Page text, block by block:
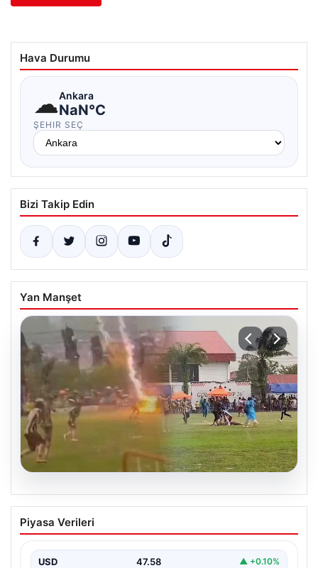
Hava Durumu
☁Ankara
NaN°C
ŞEHIR SEÇ
Bizi Takip Edin
Yan Manşet
Olmaz denen oldu! Maç sırasında
yıldırım çarptı: O futbolcu hayatını
Piyasa Verileri
USD 47.58 ▲ +0.10%